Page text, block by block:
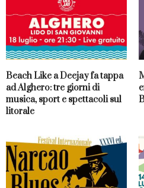
Beach Like a Deejay fa tappa
ad Alghero: tre giorni di
musica, sport e spettacoli sul
litorale